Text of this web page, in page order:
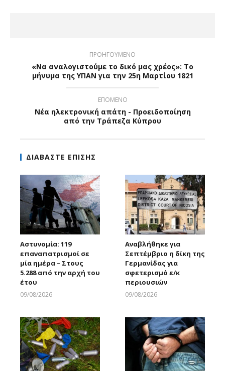
ΠΡΟΗΓΟΥΜΕΝΟ
«Να αναλογιστούμε το δικό μας χρέος»: Το
μήνυμα της ΥΠΑΝ για την 25η Μαρτίου 1821
ΕΠΟΜΕΝΟ
Νέα ηλεκτρονική απάτη - Προειδοποίηση
από την Τράπεζα Κύπρου
ΔΙΑΒΑΣΤΕ ΕΠΙΣΗΣ
Αστυνομία: 119
επαναπατρισμοί σε
μία ημέρα – Στους
5.288 από την αρχή του
έτου
09/08/2026
Αναβλήθηκε για
Σεπτέμβριο η δίκη της
Γερμανίδας για
σφετερισμό ε/κ
περιουσιών
09/08/2026